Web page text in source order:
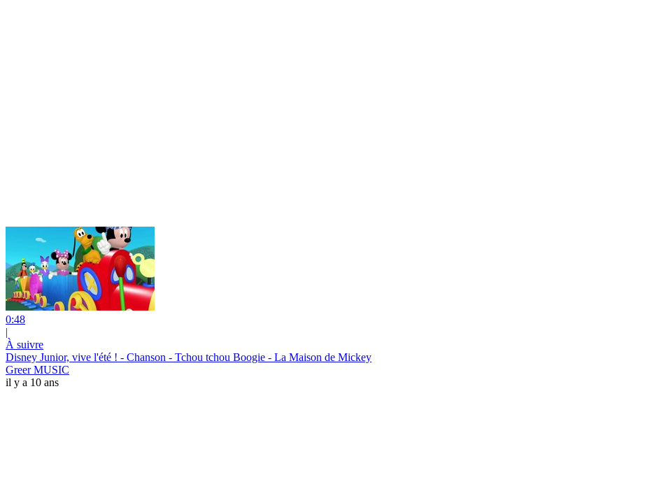
0:48
|
À suivre
Disney Junior, vive l'été ! - Chanson - Tchou tchou Boogie - La Maison de Mickey
Greer MUSIC
il y a 10 ans